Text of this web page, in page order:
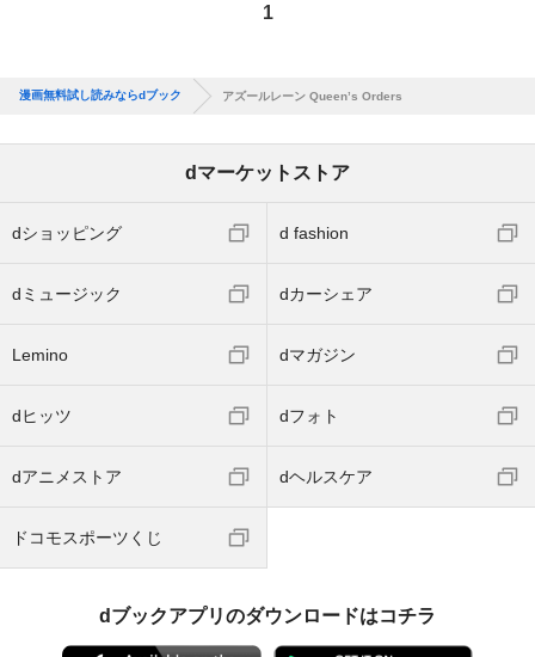
1
漫画無料試し読みならdブック アズールレーン Queen’s Orders
dマーケットストア
dショッピング d fashion
dミュージック dカーシェア
Lemino dマガジン
dヒッツ dフォト
dアニメストア dヘルスケア
ドコモスポーツくじ
dブックアプリのダウンロードはコチラ